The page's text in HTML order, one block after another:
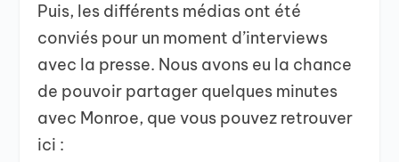
Puis, les différents médias ont été
conviés pour un moment d’interviews
avec la presse. Nous avons eu la chance
de pouvoir partager quelques minutes
avec Monroe, que vous pouvez retrouver
ici :